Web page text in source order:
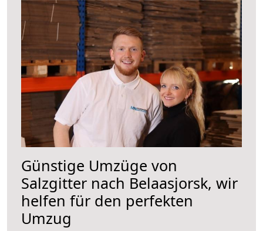
Günstige Umzüge von
Salzgitter nach Belaasjorsk, wir
helfen für den perfekten
Umzug